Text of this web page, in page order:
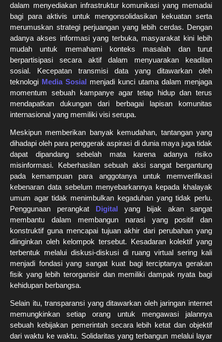
dalam menyediakan infrastruktur komunikasi yang memadai
bagi para aktivis untuk mengonsolidasikan kekuatan serta
merumuskan strategi perjuangan yang lebih cerdas. Dengan
adanya akses informasi yang terbuka, masyarakat kini lebih
mudah untuk memahami konteks masalah dan turut
berpartisipasi secara aktif dalam menyuarakan keadilan
sosial. Kecepatan transmisi data yang ditawarkan oleh
teknologi Media Sosial menjadi kunci utama dalam menjaga
momentum sebuah kampanye agar tetap hidup dan terus
mendapatkan dukungan dari berbagai lapisan komunitas
internasional yang memiliki visi serupa.
Meskipun memberikan banyak kemudahan, tantangan yang
dihadapi oleh para penggerak aspirasi di dunia maya juga tidak
dapat dipandang sebelah mata karena adanya risiko
misinformasi. Keberhasilan sebuah aksi sangat bergantung
pada kemampuan para anggotanya untuk memverifikasi
kebenaran data sebelum menyebarkannya kepada khalayak
umum agar tidak menimbulkan kegaduhan yang tidak perlu.
Penggunaan perangkat Digital yang bijak akan sangat
membantu dalam membangun narasi yang positif dan
konstruktif guna mencapai tujuan akhir dari perubahan yang
diinginkan oleh kelompok tersebut. Kesadaran kolektif yang
terbentuk melalui diskusi-diskusi di ruang virtual sering kali
menjadi fondasi yang sangat kuat bagi terciptanya gerakan
fisik yang lebih terorganisir dan memiliki dampak nyata bagi
kehidupan berbangsa.
Selain itu, transparansi yang ditawarkan oleh jaringan internet
memungkinkan setiap orang untuk mengawasi jalannya
sebuah kebijakan pemerintah secara lebih ketat dan objektif
dari waktu ke waktu. Solidaritas yang terbangun melalui layar